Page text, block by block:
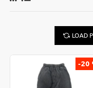
LOAD
-20